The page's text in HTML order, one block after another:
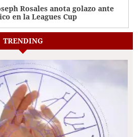
Rosales anota golazo ante
en la Leagues Cup
TRENDING